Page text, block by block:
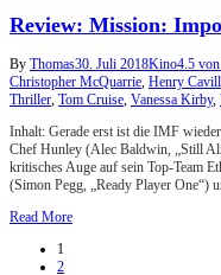
Review: Mission:
By Thomas30. Juli 2018Kino4.5
Christopher McQuarrie, Henry Cavill
Thriller, Tom Cruise, Vanessa Kirby,
Inhalt: Gerade erst ist die IMF
Chef Hunley (Alec Baldwin, „Still
kritisches Auge auf sein Top-Team
(Simon Pegg, „Ready Player
Read More
1
2